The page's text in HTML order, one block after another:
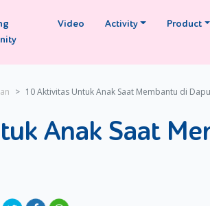
Video Activity Product
10 Aktivitas Untuk Anak Saat Membantu di
Anak Saat